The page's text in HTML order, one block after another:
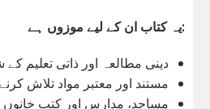
یہ کتاب ان کے لیے موزوں ہے:
دینی مطالعہ اور ذاتی تعلیم کے
مستند اور معتبر مواد تلاش
مساجد، مدارس اور کتب خانوں